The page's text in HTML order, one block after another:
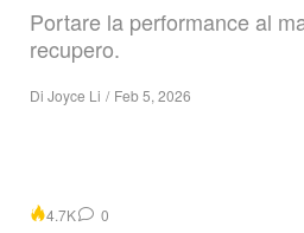
Portare la performance al
recupero.
Di Joyce Li / Feb 5, 2026
4.7K 0